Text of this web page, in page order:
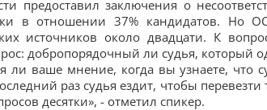
предоставил заключения о
в отношении 37% кандидатов. Но
источников около двадцати. К
добропорядочный ли судья, который
ли ваше мнение, когда вы узнаете, что
раз судья ездит, чтобы перевезти
десятки», - отметил спикер.